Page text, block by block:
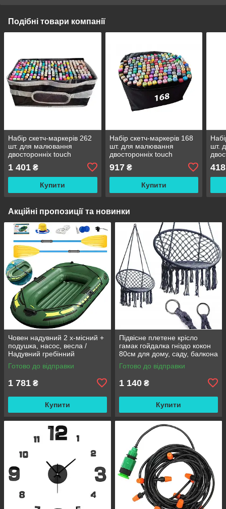
Подібні товари компанії
Набір скетч-маркерів 262
шт. для малювання
двосторонніх touch
1 401 ₴
Купити
Набір скетч-маркерів 168
шт. для малювання
двосторонніх touch
917₴
Купити
шт.
418
Акційні пропозиції та новинки
Човен надувний 2 х-місний +
подушка, насос, весла /
Надувний гребінний
двомісний гумовий човен
180/98см
Готово до відправки
1 781 ₴
Купити
Підвісне плетене крісло
гамак гойдалка гніздо кокон
80см для дому, саду, балкона
та тераси
Готово до відправки
1 140 ₴
Купити